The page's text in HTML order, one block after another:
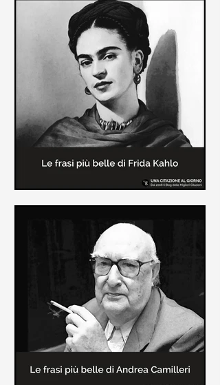
Le frasi più belle de "Il piccolo
principe" di Antoine de Saint-
Exupèry
Raccolta delle frasi più belle del
Piccolo Principe che trasmettono il
messaggio più significativo: le cose
più importanti della vita (...)
In questa pagina sono raccolte le
frasi più belle di Frida Kahlo
sull'amore e sulla vita.